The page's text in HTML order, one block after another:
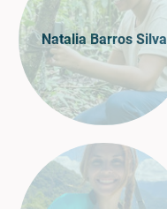
Natalia Barros Silva